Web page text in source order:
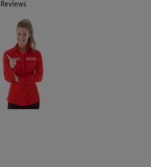
Reviews